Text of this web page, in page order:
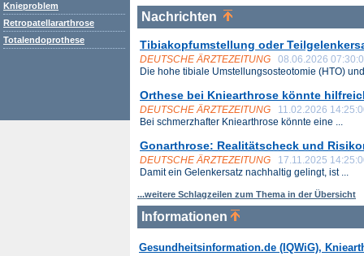
Nachrichten
Tibiakopfumstellung oder
DEUTSCHE ÄRZTEZEITUNG
08.06.2026
Die hohe tibiale Umstellungsosteotomie (HTO)
Orthese bei Kniearthrose könnte
DEUTSCHE ÄRZTEZEITUNG
11.02.2026
Bei schmerzhafter Kniearthrose könnte eine ...
Gonarthrose: Realitätscheck und
DEUTSCHE ÄRZTEZEITUNG
17.11.2025
Damit ein Gelenkersatz nachhaltig gelingt, ist ...
...weitere Schlagzeilen zum Thema in der Übersicht
Informationen
Gesundheitsinformation.de (IQWiG),
Knieproblem
Retropatellararthrose
Totalendoprothese